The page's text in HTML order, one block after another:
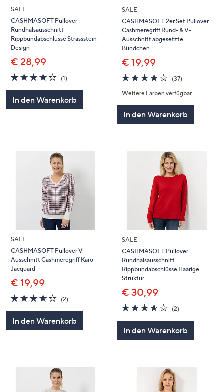
SALE
CASHMASOFT Pullover
Rundhalsausschnitt
Rippbundabschlüsse Strassstein-
Design
€ 28,99
4.0
von
5
(1)
In den Warenkorb
SALE
CASHMASOFT 2er Set Pullover
Cashmeregriff Rund- & V-
Ausschnitt abgesetzte
Bündchen
€ 19,99
3.9
von
5
(37)
Weitere Farben verfügbar
In den Warenkorb
SALE
CASHMASOFT Pullover V-
Ausschnitt Cashmeregriff Karo-
Jacquard
€ 19,99
3.5
von
5
(2)
In den Warenkorb
SALE
CASHMASOFT Pullover
Rundhalsausschnitt
Rippbundabschlüsse Haarige
Struktur
€ 30,99
3.5
von
5
(2)
In den Warenkorb